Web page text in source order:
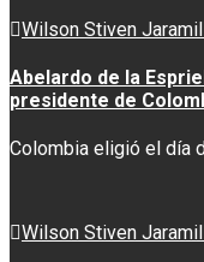
Wilson Stiven
Abelardo de la
presidente de
Colombia eligió el día
Wilson Stiven